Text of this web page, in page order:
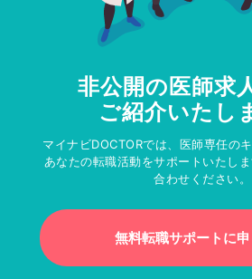
非公開の医師求
ご紹介いたし
マイナビDOCTORでは、医師専任の
あなたの転職活動をサポートいたし
合わせください。
無料転職サポートに